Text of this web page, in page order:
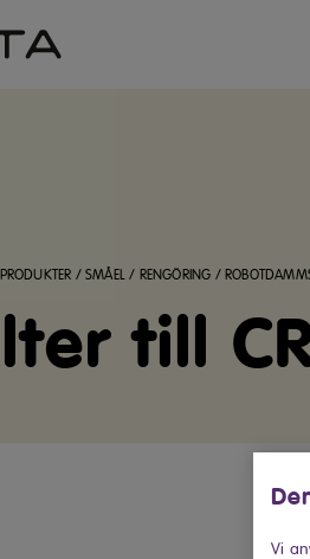
Vi
PRODUKTER /SMÅEL / RENGÖRING /
till